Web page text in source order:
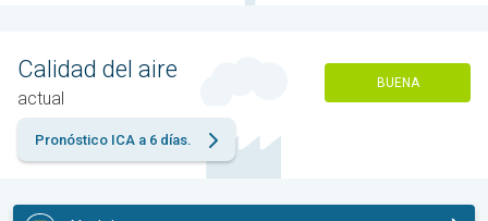
Calidad del aire
actual
BUENA
Pronóstico ICA a 6 días.